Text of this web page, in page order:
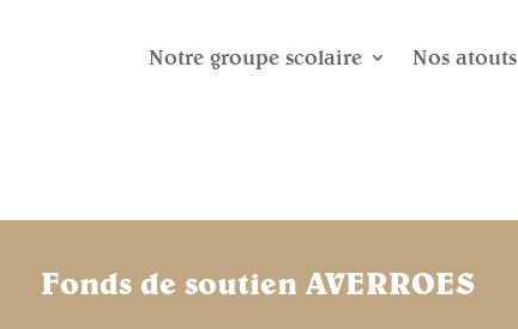
Notre groupe scolaire Nos atouts
Fonds de soutien AVERROES